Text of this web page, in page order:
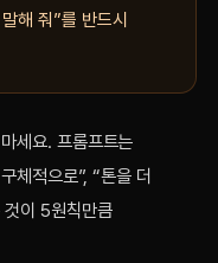
해 줘”를 반드시
세요. 프롬프트는
체적으로”, “톤을 더
것이 5원칙만큼